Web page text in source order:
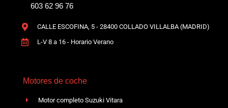
603 62 96 76
CALLE ESCOFINA, 5 - 28400 COLLADO VILLALBA (MADRID)
L-V 8 a 16 - Horario Verano
Motores de coche
Motor completo Suzuki Vitara